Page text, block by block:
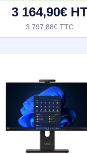
3 164,90€
3 797,88€ TTC